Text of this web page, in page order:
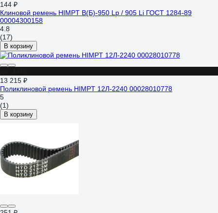
144 ₽
Клиновой ремень HIMPT В(Б)-950 Lp / 905 Li ГОСТ 1284-89
00004300158
4.8
(17)
В корзину
13 215 ₽
Поликлиновой ремень HIMPT 12Л-2240 00028010778
5
(1)
В корзину